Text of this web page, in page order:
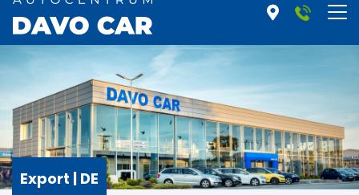
Export | DE